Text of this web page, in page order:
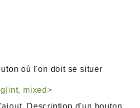
où l'on doit se situer
mixed>
Description d'un bouton